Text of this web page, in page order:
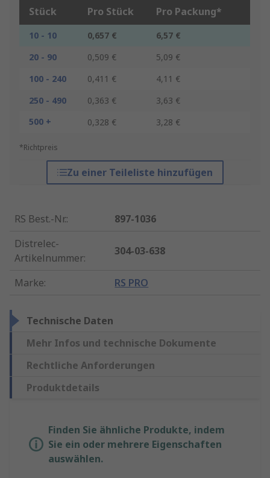
Stück Pro Stück Pro Packung*
10 - 10 0,657 €
6,57 €
20 - 90
0,509 €
5,09 €
100 - 240
0,411 €
4,11 €
250 - 490
0,363 €
3,63 €
500 +
0,328 € 3,28 €
*Richtpreis
Zu einer Teileliste hinzufügen
RS Best.-Nr.:
897-1036
Distrelec-
Artikelnummer:
304-03-638
Marke: RS PRO
Technische Daten
Mehr Infos und technische Dokumente
Rechtliche Anforderungen
Produktdetails
Finden Sie ähnliche Produkte, indem
Sie ein oder mehrere Eigenschaften
auswählen.